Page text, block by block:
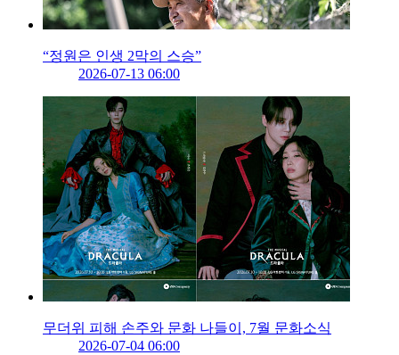
“정원은 인생 2막의 스승”
2026-07-13 06:00
무더위 피해 손주와 문화 나들이, 7월 문화소식
2026-07-04 06:00